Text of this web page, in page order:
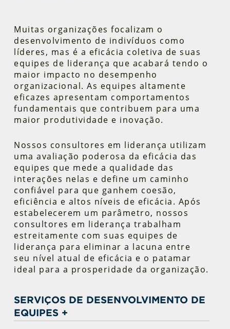
Muitas organizações focalizam o
desenvolvimento de indivíduos como
líderes, mas é a eficácia coletiva de suas
equipes de liderança que acabará tendo o
maior impacto no desempenho
organizacional. As equipes altamente
eficazes apresentam comportamentos
fundamentais que contribuem para uma
maior produtividade e inovação.
Nossos consultores em liderança utilizam
uma avaliação poderosa da eficácia das
equipes que mede a qualidade das
interações nelas e define um caminho
confiável para que ganhem coesão,
eficiência e altos níveis de eficácia. Após
estabelecerem um parâmetro, nossos
consultores em liderança trabalham
estreitamente com suas equipes de
liderança para eliminar a lacuna entre
seu nível atual de eficácia e o patamar
ideal para a prosperidade da organização.
SERVIÇOS DE DESENVOLVIMENTO DE
EQUIPES +